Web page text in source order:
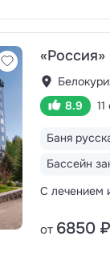
8.9
Баня
Бассейн
С лечением
от 6850 ₽